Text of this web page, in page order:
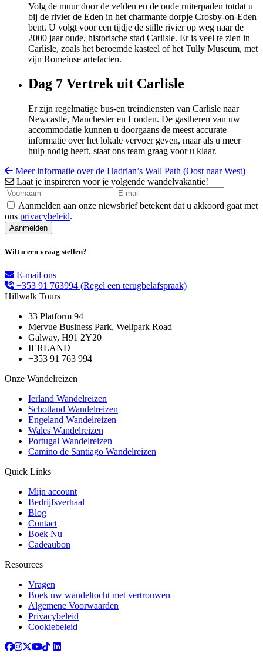
Volg de muur door de velden en de oude ruiterpaden totdat u
bij de rivier de Eden in het charmante dorpje Crosby-on-Eden
bent. U volgt voor een tijdje de stille rivier op weg naar de
2000 jaar oude, historische stad Carlisle. Er is veel te zien in
Carlisle, zoals het beroemde kasteel of het Tully Museum, met
zijn Romeinse artefacten.
Dag 7 Vertrek uit Carlisle
Er zijn regelmatige bus-en treindiensten van Carlisle naar
Newcastle, Manchester en Londen. De gastheren van uw
accommodatie kunnen u doorgaans de meest accurate
informatie over het lokale vervoer geven, maar als u meer
hulp nodig heeft, staat ons team graag voor u klaar.
Meer informatie over de Hadrian’s Wall Path (Oost naar West)
Laat je inspireren voor je volgende wandelvakantie!
Aanmelden aan onze niewsbrief betekent dat u akkoord gaat met
ons privacybeleid.
Wilt u een vraag stellen?
E-mail ons
+353 91 763994 (Regel een terugbelafspraak)
Hillwalk Tours
33 Platform 94
Mervue Business Park, Wellpark Road
Galway, H91 2Y20
IERLAND
+353 91 763 994
Onze Wandelreizen
Ierland Wandelreizen
Schotland Wandelreizen
Engeland Wandelreizen
Wales Wandelreizen
Portugal Wandelreizen
Camino de Santiago Wandelreizen
Quick Links
Mijn account
Bedrijfsverhaal
Blog
Contact
Boek Nu
Cadeaubon
Resources
Vragen
Boek uw wandeltocht met vertrouwen
Algemene Voorwaarden
Privacybeleid
Cookiebeleid